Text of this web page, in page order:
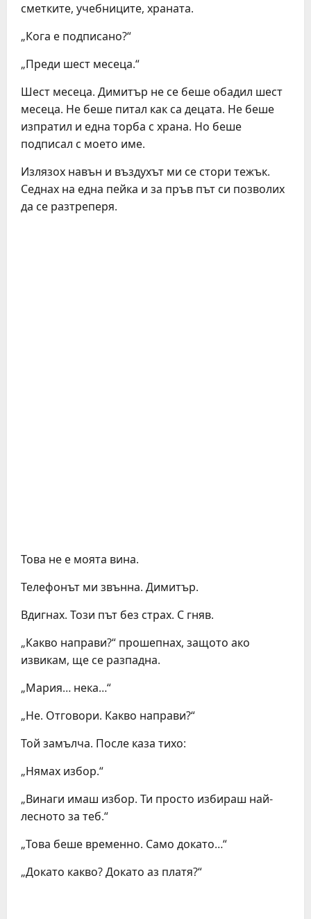
сметките, учебниците, храната.
„Кога е подписано?“
„Преди шест месеца.“
Шест месеца. Димитър не се беше обадил шест
месеца. Не беше питал как са децата. Не беше
изпратил и една торба с храна. Но беше
подписал с моето име.
Излязох навън и въздухът ми се стори тежък.
Седнах на една пейка и за пръв път си позволих
да се разтреперя.
Това не е моята вина.
Телефонът ми звънна. Димитър.
Вдигнах. Този път без страх. С гняв.
„Какво направи?“ прошепнах, защото ако
извикам, ще се разпадна.
„Мария… нека…“
„Не. Отговори. Какво направи?“
Той замълча. После каза тихо:
„Нямах избор.“
„Винаги имаш избор. Ти просто избираш най-
лесното за теб.“
„Това беше временно. Само докато…“
„Докато какво? Докато аз платя?“